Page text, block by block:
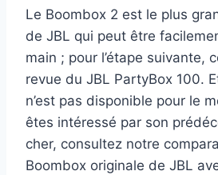
Le Boombox 2 est le plus
de JBL qui peut être
main ; pour l’étape suivante,
revue du JBL PartyBox 100.
n’est pas disponible pour le
êtes intéressé par son
cher, consultez notre
Boombox originale de JBL